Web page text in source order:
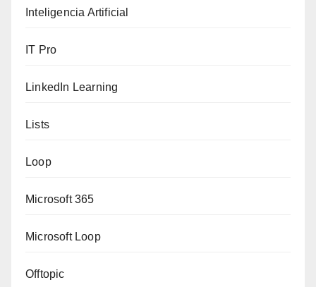
Inteligencia Artificial
IT Pro
LinkedIn Learning
Lists
Loop
Microsoft 365
Microsoft Loop
Offtopic